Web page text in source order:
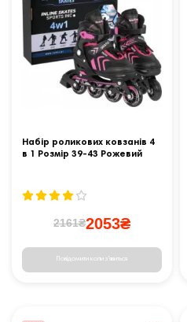
Набір роликових ковзанів 4
в 1 Розмір 39-43 Рожевий
2161₴2053₴
Повідомити коли з'явиться